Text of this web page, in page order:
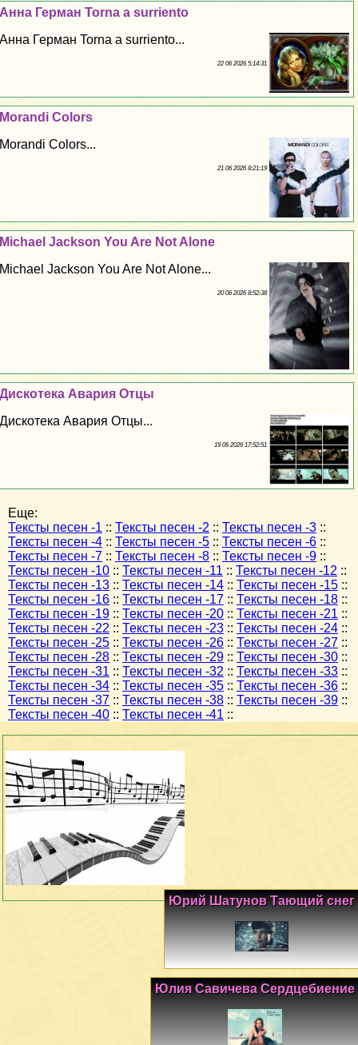
Анна Герман Torna a surriento
Анна Герман Torna a surriento...
22 06 2026 5:14:31
Morandi Colors
Morandi Colors...
21 06 2026 8:21:19
Michael Jackson You Are Not Alone
Michael Jackson You Are Not Alone...
20 06 2026 8:52:38
Дискотека Авария Отцы
Дискотека Авария Отцы...
19 06 2026 17:52:51
Еще:
Тексты песен -1 :: Тексты песен -2 :: Тексты песен -3 ::
Тексты песен -4 :: Тексты песен -5 :: Тексты песен -6 ::
Тексты песен -7 :: Тексты песен -8 :: Тексты песен -9 ::
Тексты песен -10 :: Тексты песен -11 :: Тексты песен -12 ::
Тексты песен -13 :: Тексты песен -14 :: Тексты песен -15 ::
Тексты песен -16 :: Тексты песен -17 :: Тексты песен -18 ::
Тексты песен -19 :: Тексты песен -20 :: Тексты песен -21 ::
Тексты песен -22 :: Тексты песен -23 :: Тексты песен -24 ::
Тексты песен -25 :: Тексты песен -26 :: Тексты песен -27 ::
Тексты песен -28 :: Тексты песен -29 :: Тексты песен -30 ::
Тексты песен -31 :: Тексты песен -32 :: Тексты песен -33 ::
Тексты песен -34 :: Тексты песен -35 :: Тексты песен -36 ::
Тексты песен -37 :: Тексты песен -38 :: Тексты песен -39 ::
Тексты песен -40 :: Тексты песен -41 ::
Юрий Шатунов Тающий снег
Юлия Савичева Сердцебиение